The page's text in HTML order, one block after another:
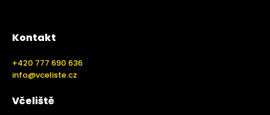
Kontakt
+420 777 690 636
info@vceliste.cz
Včeliště